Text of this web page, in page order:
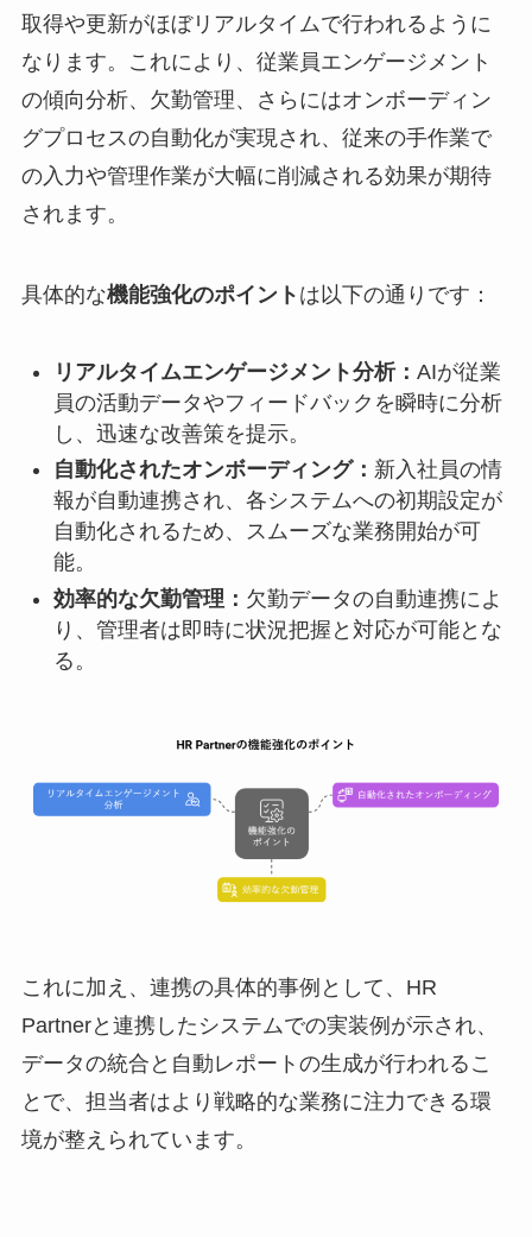
取得や更新がほぼリアルタイムで行われるように
なります。これにより、従業員エンゲージメント
の傾向分析、欠勤管理、さらにはオンボーディン
グプロセスの自動化が実現され、従来の手作業で
の入力や管理作業が大幅に削減される効果が期待
されます。
具体的な機能強化のポイント は以下の通りです：
リアルタイムエンゲージメント分析： AIが従業
員の活動データやフィードバックを瞬時に分析
し、迅速な改善策を提示。
自動化されたオンボーディング： 新入社員の情
報が自動連携され、各システムへの初期設定が
自動化されるため、スムーズな業務開始が可
能。
効率的な欠勤管理： 欠勤データの自動連携によ
り、管理者は即時に状況把握と対応が可能とな
る。
これに加え、連携の具体的事例として、HR
Partnerと連携したシステムでの実装例が示され、
データの統合と自動レポートの生成が行われるこ
とで、担当者はより戦略的な業務に注力できる環
境が整えられています。